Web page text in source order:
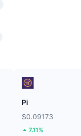
Pi
$0.09173
7.11%